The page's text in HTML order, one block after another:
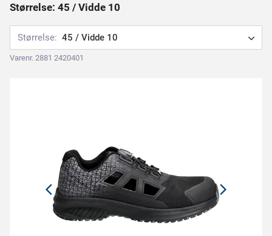
Størrelse: 45 / Vidde 10
Størrelse: 45 / Vidde 10
Varenr. 2881 2420401